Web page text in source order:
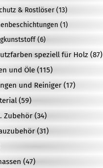
& Rostlöser (13)
(1)
(6)
speziell für Holz (87)
und Öle (115)
und Reiniger (17)
(59)
Zubehör (34)
(31)
(47)